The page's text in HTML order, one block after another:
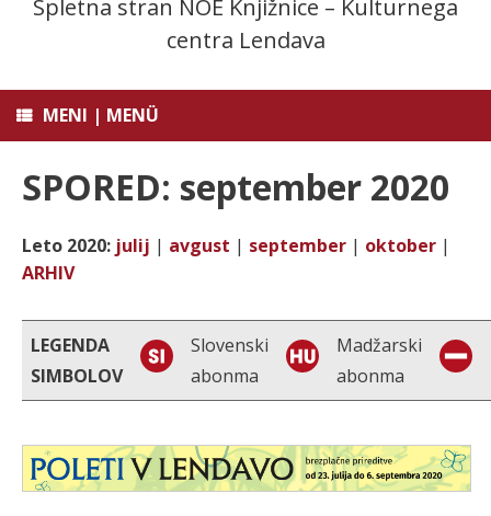
Spletna stran NOE Knjižnice – Kulturnega
centra Lendava
MENI | MENÜ
SPORED: september 2020
Leto 2020: julij | avgust | september | oktober |
ARHIV
LEGENDA
SIMBOLOV
Slovenski
abonma
Madžarski
abonma